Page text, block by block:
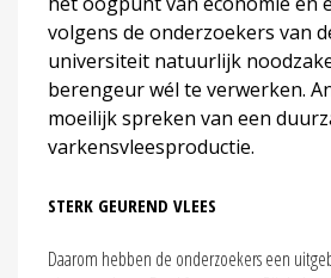
volgens de onderzoekers van
universiteit natuurlijk
berengeur wél te verwerken.
moeilijk spreken van een
varkensvleesproductie.
STERK GEUREND VLEES
Daarom hebben de onderzoekers een